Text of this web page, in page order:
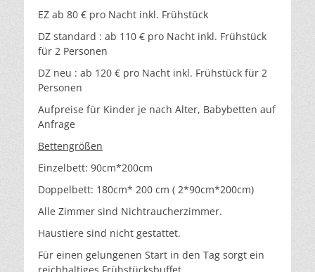
EZ ab 80 € pro Nacht inkl. Frühstück
DZ standard : ab 110 € pro Nacht inkl. Frühstück
für 2 Personen
DZ neu : ab 120 € pro Nacht inkl. Frühstück für 2
Personen
Aufpreise für Kinder je nach Alter, Babybetten auf
Anfrage
Bettengrößen
Einzelbett: 90cm*200cm
Doppelbett: 180cm* 200 cm ( 2*90cm*200cm)
Alle Zimmer sind Nichtraucherzimmer.
Haustiere sind nicht gestattet.
Für einen gelungenen Start in den Tag sorgt ein